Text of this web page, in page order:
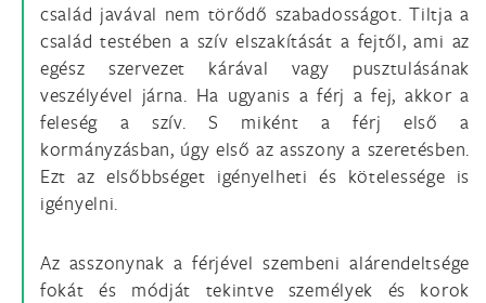
család javával nem törődő szabadosságot. Tiltja a
család testében a szív elszakítását a fejtől, ami az
egész szervezet kárával vagy pusztulásának
veszélyével járna. Ha ugyanis a férj a fej, akkor a
feleség a szív. S miként a férj első a
kormányzásban, úgy első az asszony a szeretésben.
Ezt az elsőbbséget igényelheti és kötelessége is
igényelni.
Az asszonynak a férjével szembeni alárendeltsége
fokát és módját tekintve személyek és korok